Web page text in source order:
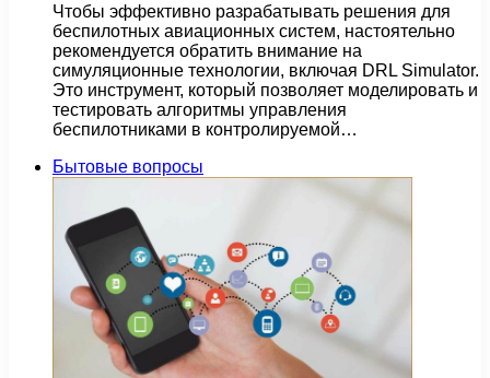
Чтобы эффективно разрабатывать решения для
беспилотных авиационных систем, настоятельно
рекомендуется обратить внимание на
симуляционные технологии, включая DRL Simulator.
Это инструмент, который позволяет моделировать и
тестировать алгоритмы управления
беспилотниками в контролируемой…
Бытовые вопросы